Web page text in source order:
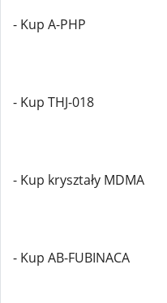
- Kup A-PHP
- Kup THJ-018
- Kup kryształy MDMA
- Kup AB-FUBINACA